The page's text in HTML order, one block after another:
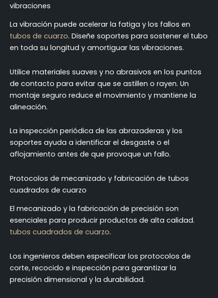
vibraciones
La vibración puede acelerar la fatiga y los fallos en
tubos de cuarzo. Diseñe soportes para sostener el tubo
en toda su longitud y amortiguar las vibraciones.
Utilice materiales suaves y no abrasivos en los puntos
de contacto para evitar que se astillen o rayen. Un
montaje seguro reduce el movimiento y mantiene la
alineación.
La inspección periódica de las abrazaderas y los
soportes ayuda a identificar el desgaste o el
aflojamiento antes de que provoque un fallo.
Protocolos de mecanizado y fabricación de tubos
cuadrados de cuarzo
El mecanizado y la fabricación de precisión son
esenciales para producir productos de alta calidad.
tubos cuadrados de cuarzo.
Los ingenieros deben especificar los protocolos de
corte, recocido e inspección para garantizar la
precisión dimensional y la durabilidad.